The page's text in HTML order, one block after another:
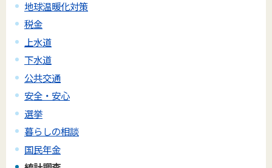
地球温暖化対策
税金
上水道
下水道
公共交通
安全・安心
選挙
暮らしの相談
国民年金